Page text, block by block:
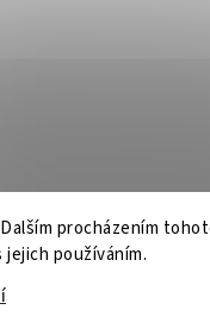
procházením
používáním.